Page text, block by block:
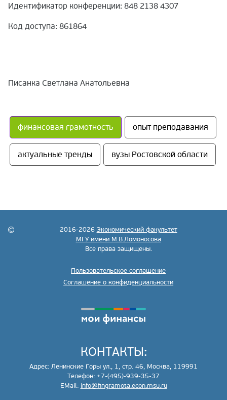
Идентификатор конференции: 848 2138 4307
Код доступа: 861864
Писанка Светлана Анатольевна
финансовая грамотность опыт преподавания
актуальные тренды вузы Ростовской области
2016-2026 Экономический факультет
МГУ имени М.В.Ломоносова
Все права защищены.
Пользовательское соглашение
Соглашение о конфиденциальности
КОНТАКТЫ:
Адрес: Ленинские Горы ул., 1, стр. 46, Москва, 119991
Телефон: +7-(495)-939-35-37
EMail: info@fingramota.econ.msu.ru